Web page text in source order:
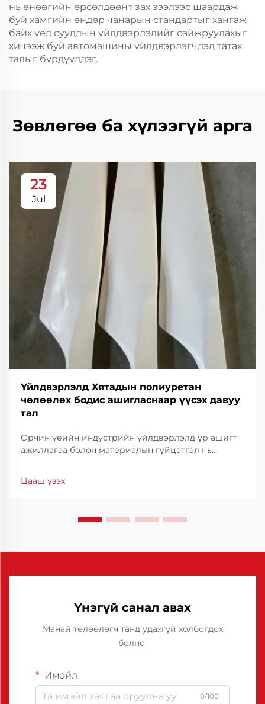
нь өнөөгийн өрсөлдөөнт зах зээлээс шаардаж
буй хамгийн өндөр чанарын стандартыг хангаж
байх үед суудлын үйлдвэрлэлийг сайжруулахыг
хичээж буй автомашины үйлдвэрлэгчдэд татах
талыг бүрдүүлдэг.
Зөвлөгөө ба хүлээгүй арга
23
Jul
Үйлдвэрлэлд Хятадын полиуретан
чөлөөлөх бодис ашигласнаар үүсэх давуу
тал
Орчин үеийн индустрийн үйлдвэрлэлд үр ашигт
ажиллагаа болон материалын гүйцэтгэл нь
бэхжүүлэхэд туслах гол хэрэгсэл нь тусгай
Цааш үзэх
Үнэгүй санал авах
Манай төлөөлөгч танд удахгүй холбогдох
болно.
Имэйл
0/100